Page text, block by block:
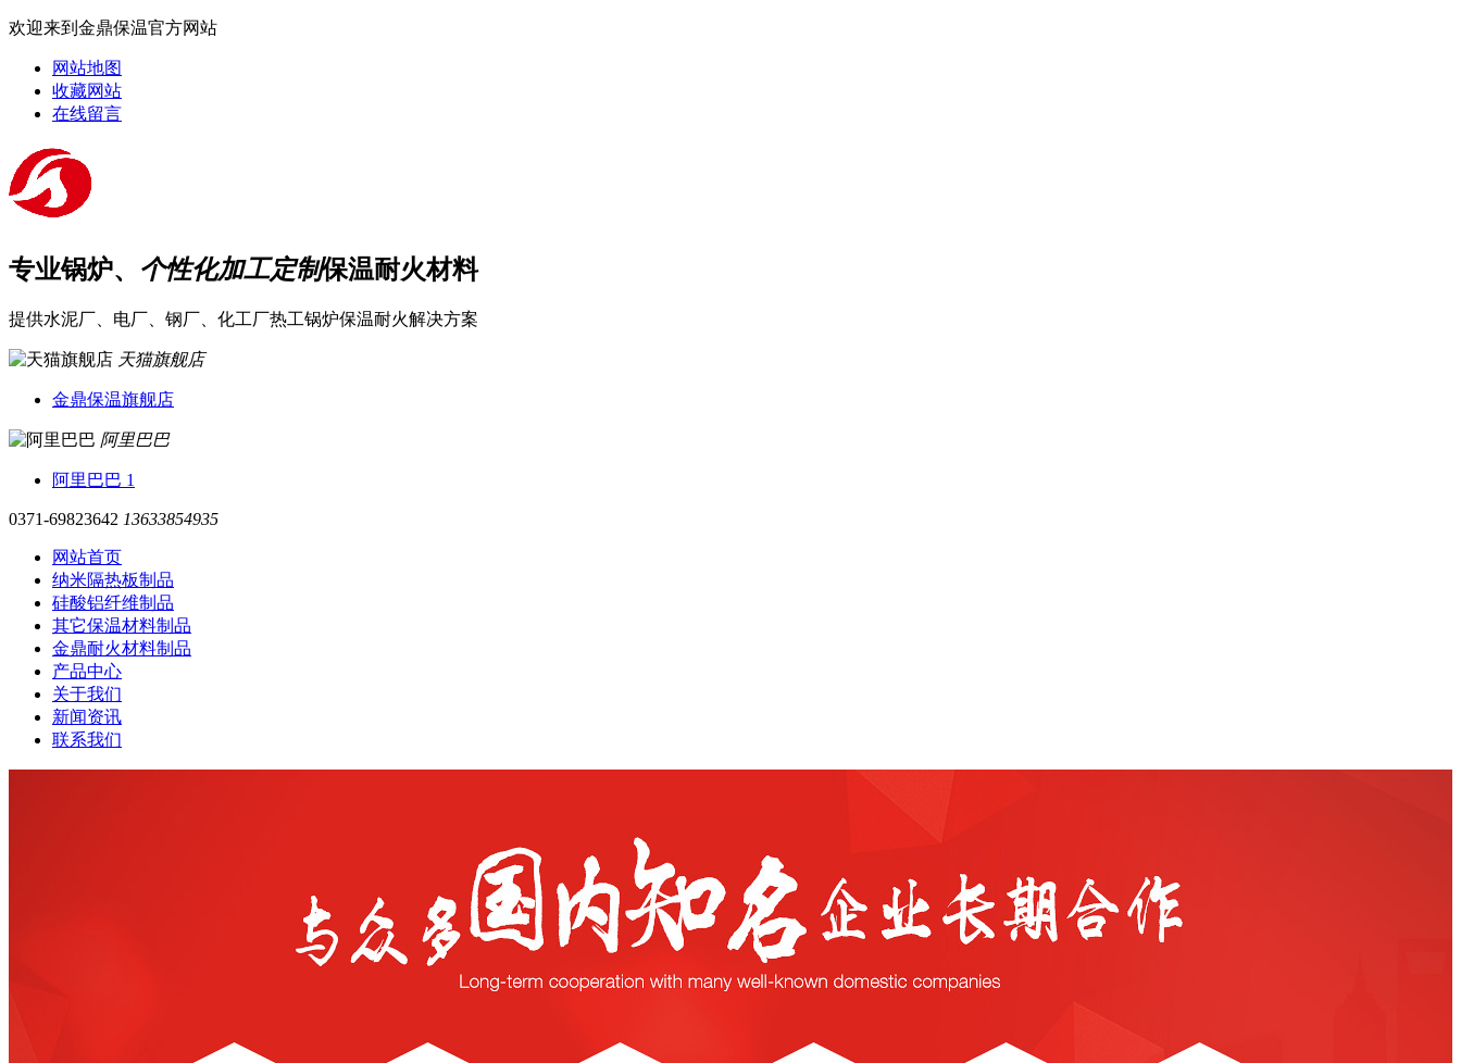
欢迎来到金鼎保温官方网站
网站地图
收藏网站
在线留言
专业锅炉、 个性化加工定制保温耐火材料
提供水泥厂、电厂、钢厂、化工厂热工锅炉保温耐火解决方案
天猫旗舰店
金鼎保温旗舰店
阿里巴巴
阿里巴巴 1
0371-69823642 13633854935
网站首页
纳米隔热板制品
硅酸铝纤维制品
其它保温材料制品
金鼎耐火材料制品
产品中心
关于我们
新闻资讯
联系我们